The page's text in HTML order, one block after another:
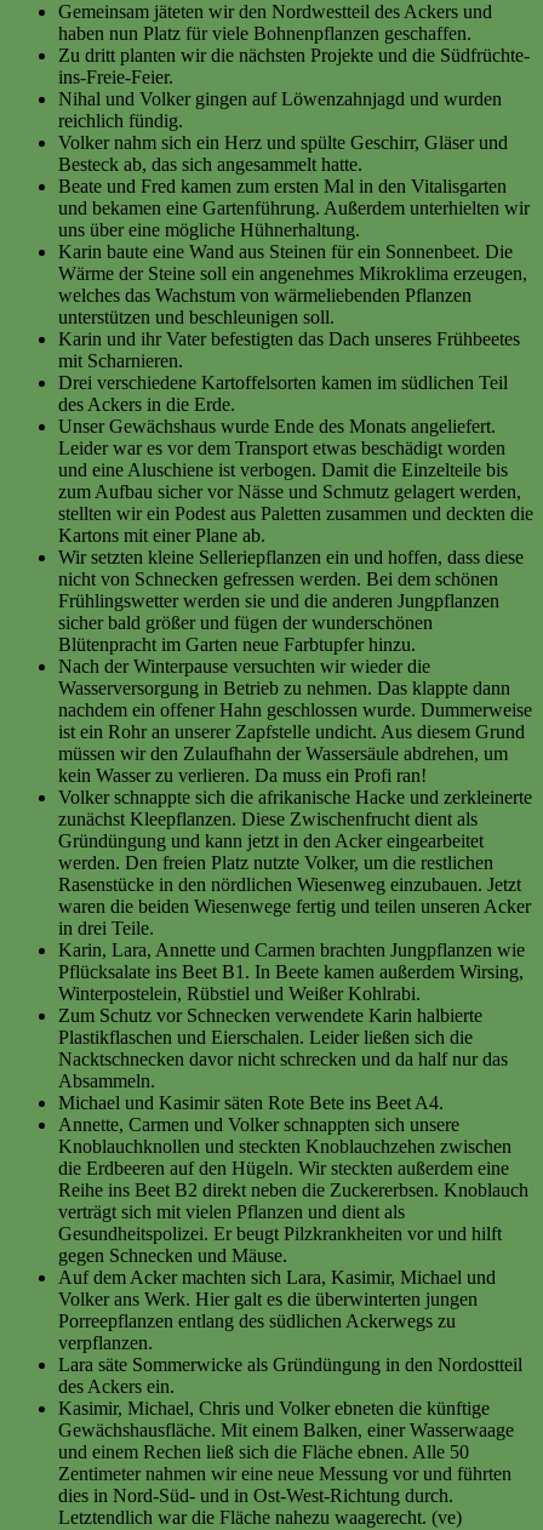
Gemeinsam jäteten wir den Nordwestteil des Ackers und
haben nun Platz für viele Bohnenpflanzen geschaffen.
Zu dritt planten wir die nächsten Projekte und die Südfrüchte-
ins-Freie-Feier.
Nihal und Volker gingen auf Löwenzahnjagd und wurden
reichlich fündig.
Volker nahm sich ein Herz und spülte Geschirr, Gläser und
Besteck ab, das sich angesammelt hatte.
Beate und Fred kamen zum ersten Mal in den Vitalisgarten
und bekamen eine Gartenführung. Außerdem unterhielten wir
uns über eine mögliche Hühnerhaltung.
Karin baute eine Wand aus Steinen für ein Sonnenbeet. Die
Wärme der Steine soll ein angenehmes Mikroklima erzeugen,
welches das Wachstum von wärmeliebenden Pflanzen
unterstützen und beschleunigen soll.
Karin und ihr Vater befestigten das Dach unseres Frühbeetes
mit Scharnieren.
Drei verschiedene Kartoffelsorten kamen im südlichen Teil
des Ackers in die Erde.
Unser Gewächshaus wurde Ende des Monats angeliefert.
Leider war es vor dem Transport etwas beschädigt worden
und eine Aluschiene ist verbogen. Damit die Einzelteile bis
zum Aufbau sicher vor Nässe und Schmutz gelagert werden,
stellten wir ein Podest aus Paletten zusammen und deckten die
Kartons mit einer Plane ab.
Wir setzten kleine Selleriepflanzen ein und hoffen, dass diese
nicht von Schnecken gefressen werden. Bei dem schönen
Frühlingswetter werden sie und die anderen Jungpflanzen
sicher bald größer und fügen der wunderschönen
Blütenpracht im Garten neue Farbtupfer hinzu.
Nach der Winterpause versuchten wir wieder die
Wasserversorgung in Betrieb zu nehmen. Das klappte dann
nachdem ein offener Hahn geschlossen wurde. Dummerweise
ist ein Rohr an unserer Zapfstelle undicht. Aus diesem Grund
müssen wir den Zulaufhahn der Wassersäule abdrehen, um
kein Wasser zu verlieren. Da muss ein Profi ran!
Volker schnappte sich die afrikanische Hacke und zerkleinerte
zunächst Kleepflanzen. Diese Zwischenfrucht dient als
Gründüngung und kann jetzt in den Acker eingearbeitet
werden. Den freien Platz nutzte Volker, um die restlichen
Rasenstücke in den nördlichen Wiesenweg einzubauen. Jetzt
waren die beiden Wiesenwege fertig und teilen unseren Acker
in drei Teile.
Karin, Lara, Annette und Carmen brachten Jungpflanzen wie
Pflücksalate ins Beet B1. In Beete kamen außerdem Wirsing,
Winterpostelein, Rübstiel und Weißer Kohlrabi.
Zum Schutz vor Schnecken verwendete Karin halbierte
Plastikflaschen und Eierschalen. Leider ließen sich die
Nacktschnecken davor nicht schrecken und da half nur das
Absammeln.
Michael und Kasimir säten Rote Bete ins Beet A4.
Annette, Carmen und Volker schnappten sich unsere
Knoblauchknollen und steckten Knoblauchzehen zwischen
die Erdbeeren auf den Hügeln. Wir steckten außerdem eine
Reihe ins Beet B2 direkt neben die Zuckererbsen. Knoblauch
verträgt sich mit vielen Pflanzen und dient als
Gesundheitspolizei. Er beugt Pilzkrankheiten vor und hilft
gegen Schnecken und Mäuse.
Auf dem Acker machten sich Lara, Kasimir, Michael und
Volker ans Werk. Hier galt es die überwinterten jungen
Porreepflanzen entlang des südlichen Ackerwegs zu
verpflanzen.
Lara säte Sommerwicke als Gründüngung in den Nordostteil
des Ackers ein.
Kasimir, Michael, Chris und Volker ebneten die künftige
Gewächshausfläche. Mit einem Balken, einer Wasserwaage
und einem Rechen ließ sich die Fläche ebnen. Alle 50
Zentimeter nahmen wir eine neue Messung vor und führten
dies in Nord-Süd- und in Ost-West-Richtung durch.
Letztendlich war die Fläche nahezu waagerecht. (ve)